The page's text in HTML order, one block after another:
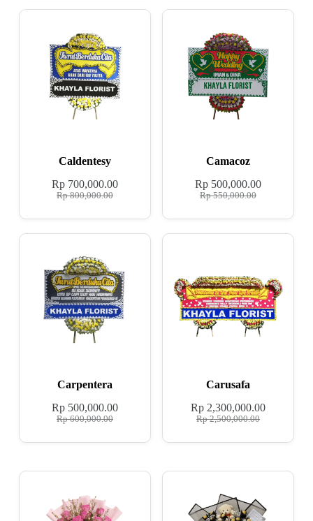
Caldentesy
Rp800,000.00
Rp700,000.00
Camacoz
Rp550,000.00
Rp 500,000.00
Carpentera
Rp600,000.00
Rp500,000.00
Carusafa
Rp2,500,000.00
Rp 2,300,000.00